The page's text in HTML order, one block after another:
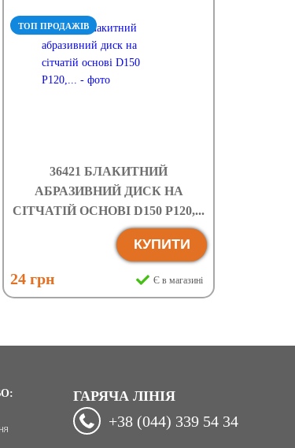
ТОП ПРОДАЖІВ
36421 БЛАКИТНИЙ
АБРАЗИВНИЙ ДИСК НА
СІТЧАТІЙ ОСНОВІ D150 P120,...
24 грн
КУПИТИ
Є в магазині
ГАРЯЧА ЛІНІЯ
+38 (044) 339 54 34